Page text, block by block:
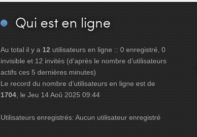
Qui est en ligne
Au total il y a 12 utilisateurs en ligne :: 0 enregistré, 0
invisible et 12 invités (d’après le nombre d’utilisateurs
actifs ces 5 dernières minutes)
Le record du nombre d’utilisateurs en ligne est de
1704 , le Jeu 14 Aoû 2025 09:44
Utilisateurs enregistrés: Aucun utilisateur enregistré